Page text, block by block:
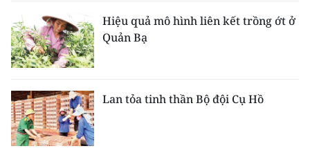
Hiệu quả mô hình liên kết trồng ớt ở
Quản Bạ
Lan tỏa tinh thần Bộ đội Cụ Hồ